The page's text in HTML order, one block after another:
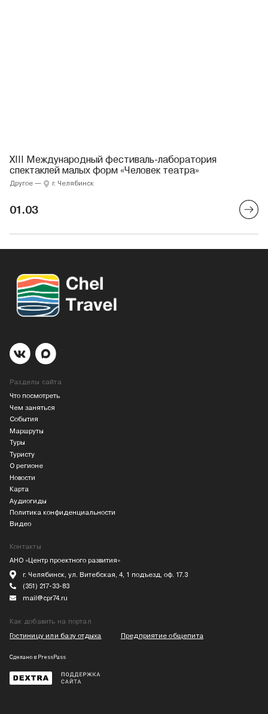
XIII Международный фестиваль-лаборатория
спектаклей малых форм «Человек театра»
Другое — г. Челябинск
01.03
Разделы сайта
Что посмотреть
Чем заняться
События
Маршруты
Туры
Туристу
О регионе
Новости
Карта
Аудиогиды
Политика конфиденциальности
Видео
Контакты
АНО «Центр проектного развития»
г. Челябинск, ул. Витебская, 4, 1 подъезд, оф. 17.3
(351) 217-33-83
mail@cpr74.ru
Как добавить на портал
Гостиницу или базу отдыха
Предприятие общепита
Сделано в PressPass